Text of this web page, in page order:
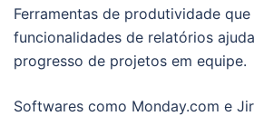
Ferramentas de produtividade que
funcionalidades de relatórios
progresso de projetos em equipe.
Softwares como Monday.com e